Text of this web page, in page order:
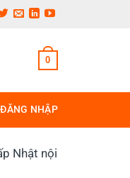
0
ĐĂNG NHẬP
Nhật nội